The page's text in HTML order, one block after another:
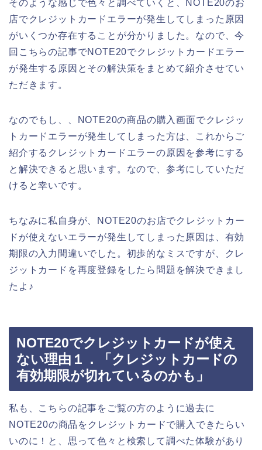
そのような感じで色々と調べていくと、NOTE20のお
店でクレジットカードエラーが発生してしまった原因
がいくつか存在することが分かりました。なので、今
回こちらの記事でNOTE20でクレジットカードエラー
が発生する原因とその解決策をまとめて紹介させてい
ただきます。
なのでもし、、NOTE20の商品の購入画面でクレジッ
トカードエラーが発生してしまった方は、これからご
紹介するクレジットカードエラーの原因を参考にする
と解決できると思います。なので、参考にしていただ
けると幸いです。
ちなみに私自身が、NOTE20のお店でクレジットカー
ドが使えないエラーが発生してしまった原因は、有効
期限の入力間違いでした。初歩的なミスですが、クレ
ジットカードを再度登録をしたら問題を解決できまし
たよ♪
NOTE20でクレジットカードが使え
ない理由１．「クレジットカードの
有効期限が切れているのかも」
私も、こちらの記事をご覧の方のように過去に
NOTE20の商品をクレジットカードで購入できたらい
いのに！と、思って色々と検索して調べた体験があり